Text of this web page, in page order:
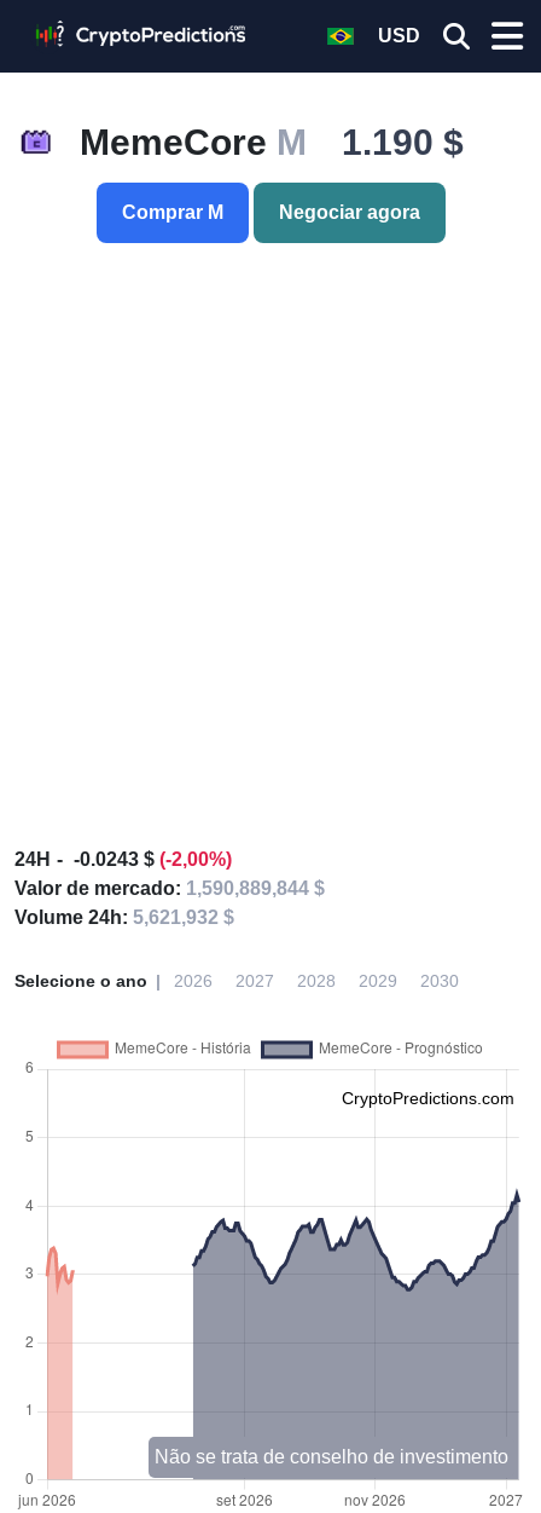
USD
MemeCore M 1.190 $
Comprar M Negociar agora
24H -0.0243 $ (-2,00%)
Valor de mercado: 1,590,889,844 $
Volume 24h: 5,621,932 $
Selecione o ano 2026 2027 2028 2029 2030
CryptoPredictions.com
Não se trata de conselho de investimento